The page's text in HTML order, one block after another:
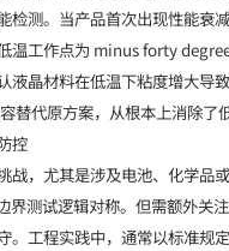
检测。当产品首次出现性能衰
温工作点为 minus forty
液晶材料在低温下粘度增大
替代原方案，从根本上消除了
控
战，尤其是涉及电池、化学品
测试逻辑对称。但需额外关
。工程实践中，通常以标准规